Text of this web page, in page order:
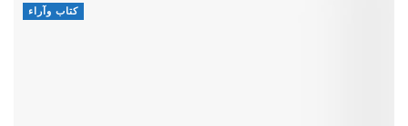
كتاب وآراء